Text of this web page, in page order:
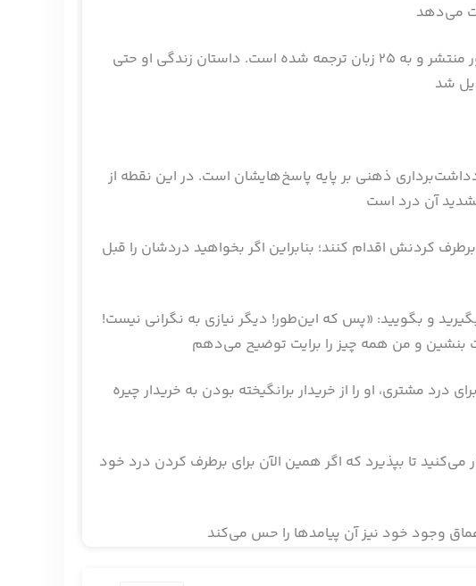
دو کتاب پرفروش خاطرات جردن، به نام گرگ وال استریت و دستگیری گرگ وال استریت، در بیش از 60 کشور منتشر و به 25 زبان ترجمه شده است. داستان زندگی او حتی
ذهنی بر پایه پاسخ‌هایشان است. در این نقطه از
کردنش اقدام کنند؛ بنابراین اگر بخواهید دردشان را قبل
و بگویید: «پس که این‌طور! دیگر نیازی به نگرانی نیست!
درد مشتری، او را از خریدار برانگیخته بودن به خریدار چیره
می‌کنید تا بپذیرد که اگر همین الآن برای برطرف کردن درد خود